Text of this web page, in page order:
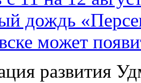
дождь
может
развития